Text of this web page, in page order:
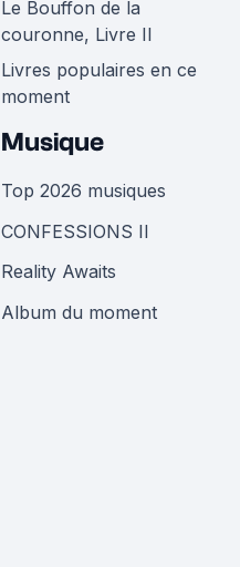
Le Bouffon de la
couronne, Livre II
Livres populaires en ce
moment
Musique
Top 2026 musiques
CONFESSIONS II
Reality Awaits
Album du moment